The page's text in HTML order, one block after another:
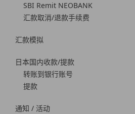
SBI Remit NEOBANK
汇款取消/退款手续费
汇款模拟
日本国内收款/提款
转账到银行账号
提款
通知 / 活动